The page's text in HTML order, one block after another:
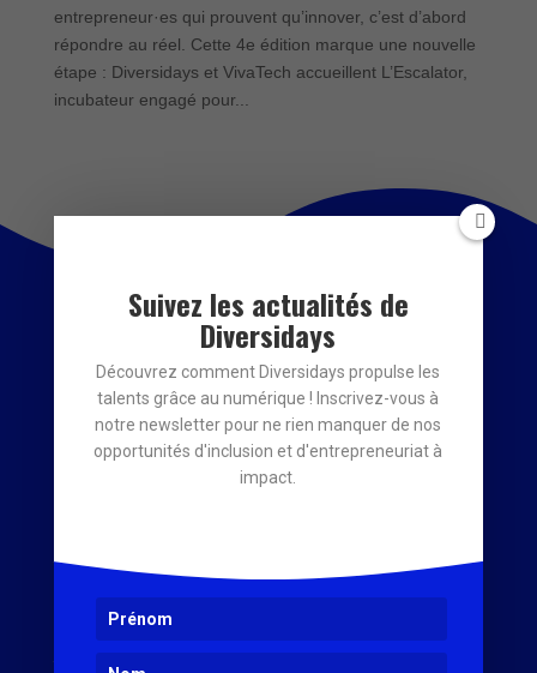
entrepreneur·es qui prouvent qu’innover, c’est d’abord
répondre au réel. Cette 4e édition marque une nouvelle
étape : Diversidays et VivaTech accueillent L’Escalator,
incubateur engagé pour...
À propos
Diversidays est une association nationale
d’égalité des chances en faveur de
et demandeurs d’emploi en quête de
Plan du site
Suivez les actualités de
Diversidays
Découvrez comment Diversidays propulse les
talents grâce au numérique ! Inscrivez-vous à
notre newsletter pour ne rien manquer de nos
opportunités d'inclusion et d'entrepreneuriat à
impact.